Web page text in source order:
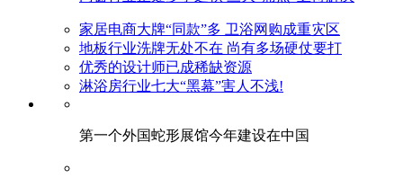
家居电商大牌“同款”多 卫浴网购成重灾区
地板行业洗牌无处不在 尚有多场硬仗要打
优秀的设计师已成稀缺资源
淋浴房行业七大“黑幕”害人不浅!
第一个外国蛇形展馆今年建设在中国